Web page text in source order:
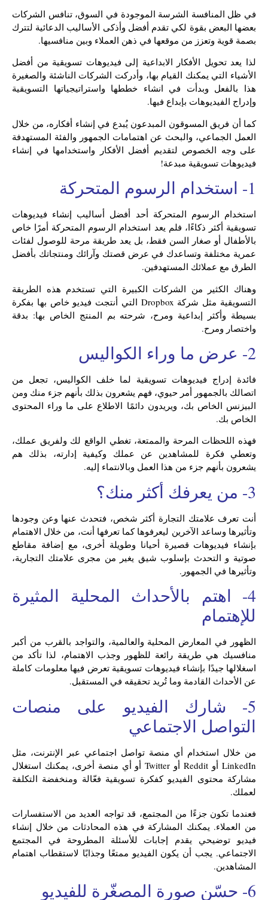
في ظل المنافسة الشرسة الموجودة في السوق، تنافس الشركات
بعضها البعض بقوة لكي تقدم أفضل وأذكى الأساليب الدعائية لتترك
بصمة قوية وتعزز من موقعها في ذهن العملاء وبين منافسيها.
لذا يعد تحويل الأفكار الابداعية إلى فيديوهات تسويقية من أفضل
الأشياء التي يمكنك القيام بها، وأدركت الشركات الناشئة والصغيرة
هذا بالفعل وبدأت في انشاء خططها واستراتيجياتها التسويقية
وإدراج الفيديوهات بإبداع فيها.
كما أن فريق المسوقون المبدعون يُبدع في إنشاء أفكاره، من خلال
العمل الجماعي، والبحث عن اهتمامات الجمهور والفئة المستهدفة
على وجه الخصوص لتقديم أفضل الأفكار واستخدامها في إنشاء
فيديوهات تسويقية مبدعة!
1- استخدام الرسوم المتحركة
استخدام الرسوم المتحركة أحد أفضل أساليب إنشاء فيديوهات
تسويقية أكثر ذكاءًا، فلم يعد استخدام الرسوم المتحركة أمرًا خاص
بالأطفال أو صغار السن فقط، بل يعد طريقة مرحة للوصول لفئات
عمرية مختلفة وتساعدك في عرض قصتك وآرائك ومنتجاتك بأفضل
الطرق مع عملائك المستهدفين.
وهناك الكثير من الشركات الكبيرة التي تستخدم هذه الطريقة
التسويقية مثل شركة Dropbox التي أنتجت فيديو خاص بها بفكرة
بسيطة وأكثر إبداعية ومرح، شرحته بم المنتج الخاص بها: بدقة
واختصار ومرح.
2- عرض ما وراء الكواليس
فائدة إدراج فيديوهات تسويقية لما خلف الكواليس، تجعل من
اتصالك بالجمهور أمر حيوي، فهم يشعرون بذلك بأنهم جزء منك ومن
البيزنس الخاص بك، ويريدون دائمًا الاطلاع على ما وراء المحتوى
الخاص بك.
فهذه اللحظات المرحة والممتعة، تغطي الواقع لك ولفريق عملك،
وتعطي فكرة للمشاهدين عن عملك وكيفية إدارته، بذلك هم
يشعرون بأنهم جزء من هذا العمل وبالانتماء إليه.
3- من يعرفك أكثر منك؟
أنت تعرف علامتك التجارة أكثر شخص، فتحدث عنها وعن وجودها
وتأثيرها وساعد الآخرين ليعرفوها كما تعرفها أنت، من خلال الاهتمام
بإنشاء فيديوهات قصيرة أحيانا وطويلة أخرى، مع إضافة مقاطع
صوتية و التحدث بإسلوب شيق يغير من مجرى علامتك التجارية،
وتأثيرها في الجمهور.
4- اهتم بالأحداث المحلية المثيرة
للإهتمام
الظهور في المعارض المحلية والعالمية، والتواجد بالقرب من أكبر
منافسيك هي طريقة رائعة للظهور وجذب الاهتمام، لذا تأكد من
اسغلالها جيدًا بإنشاء فيديوهات تسويقية تعرض فيها معلومات كاملة
عن الأحداث القادمة وما تُريد تحقيقه في المستقبل.
5- شارك الفيديو على منصات
التواصل الاجتماعي
من خلال استخدام أي منصة تواصل اجتماعي عبر الإنترنت، مثل
LinkedIn أو Reddit أو Twitter أو أي منصة أخرى، يمكنك استغلال
مشاركة محتوى الفيديو كفكرة تسويقية فعّالة ومنخفضة التكلفة
لعملك.
فعندما تكون جزءًا من المجتمع، قد تواجه العديد من الاستفسارات
من العملاء. يمكنك المشاركة في هذه المحادثات من خلال إنشاء
فيديو توضيحي يقدم إجابات للأسئلة المطروحة في المجتمع
الاجتماعي. يجب أن يكون الفيديو ممتعًا وجذابًا لاستقطاب اهتمام
المشاهدين.
6- حسّن صورة المصغّرة للفيديو